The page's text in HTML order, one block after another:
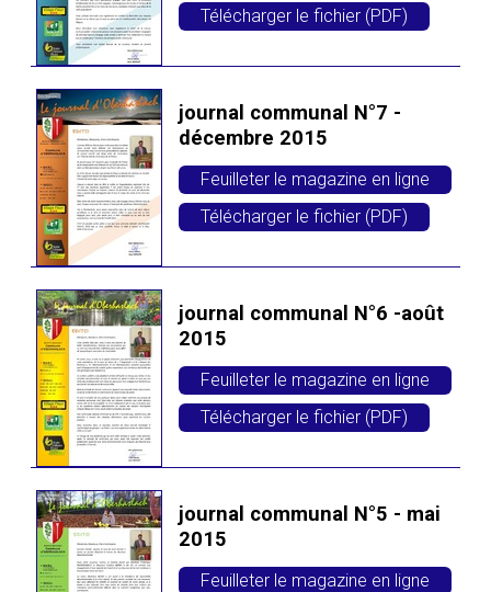
Télécharger le fichier (PDF)
journal communal N°7 -
décembre 2015
Feuilleter le magazine en ligne
Télécharger le fichier (PDF)
journal communal N°6 -août
2015
Feuilleter le magazine en ligne
Télécharger le fichier (PDF)
journal communal N°5 - mai
2015
Feuilleter le magazine en ligne